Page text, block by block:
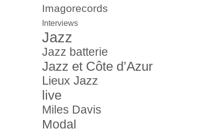
Imagorecords
Interviews
Jazz
Jazz batterie
Jazz et Côte d’Azur
Lieux Jazz
live
Miles Davis
Modal